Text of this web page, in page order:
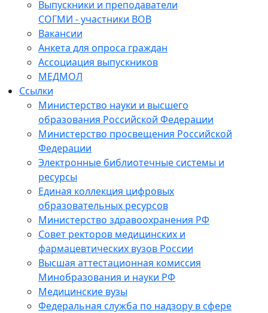
Выпускники и преподаватели
СОГМИ - участники ВОВ
Вакансии
Анкета для опроса граждан
Ассоциация выпускников
МЕДМОЛ
Ссылки
Министерство науки и высшего
образования Российской Федерации
Министерство просвещения Российской
Федерации
Электронные библиотечные системы и
ресурсы
Единая коллекция цифровых
образовательных ресурсов
Министерство здравоохранения РФ
Совет ректоров медицинских и
фармацевтических вузов России
Высшая аттестационная комиссия
Минобразования и науки РФ
Медицинские вузы
Федеральная служба по надзору в сфере